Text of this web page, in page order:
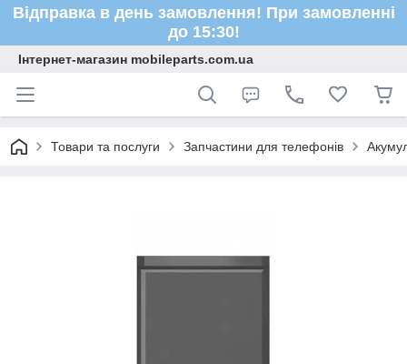
Відправка в день замовлення! При замовленні
до 15:30!
Інтернет-магазин mobileparts.com.ua
Товари та послуги Запчастини для телефонів